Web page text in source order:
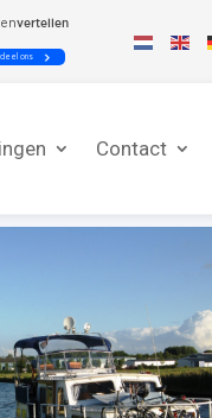
Contact